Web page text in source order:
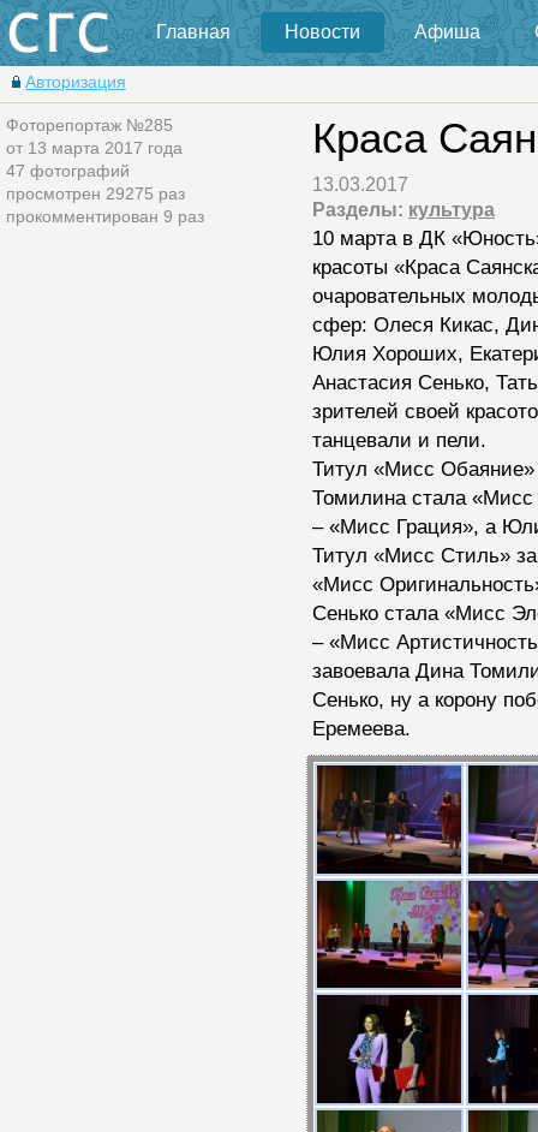
Главная Новости Афиша
Авторизация
Фоторепортаж №285
от 13 марта 2017 года
47 фотографий
просмотрен 29275 раз
прокомментирован 9 раз
Краса
13.03.2017
Разделы: культура
10 марта в ДК
красоты «Краса
очаровательных
сфер: Олеся Кикас,
Юлия Хороших,
Анастасия Сенько,
зрителей своей
танцевали и пели.
Титул «Мисс
Томилина стала
– «Мисс Грация», а
Титул «Мисс Стиль»
«Мисс
Сенько стала «Мисс
– «Мисс
завоевала Дина
Сенько, ну а корону
Еремеева.